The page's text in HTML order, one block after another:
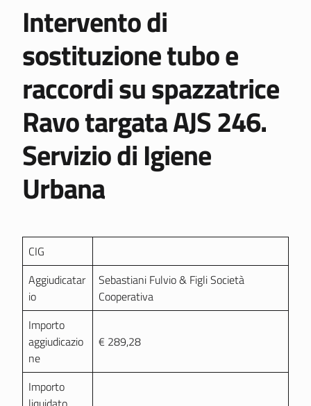
Intervento di
sostituzione tubo e
raccordi su spazzatrice
Ravo targata AJS 246.
Servizio di Igiene
Urbana
CIG
Aggiudicatar
io
Sebastiani Fulvio & Figli Società
Cooperativa
Importo
aggiudicazio
ne
€ 289,28
Importo